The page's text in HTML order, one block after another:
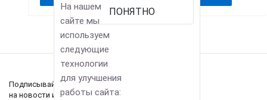
Подписывайтесь
на новости и акции
ПОНЯТНО
На нашем
сайте мы
используем
следующие
технологии
для улучшения
работы сайта: